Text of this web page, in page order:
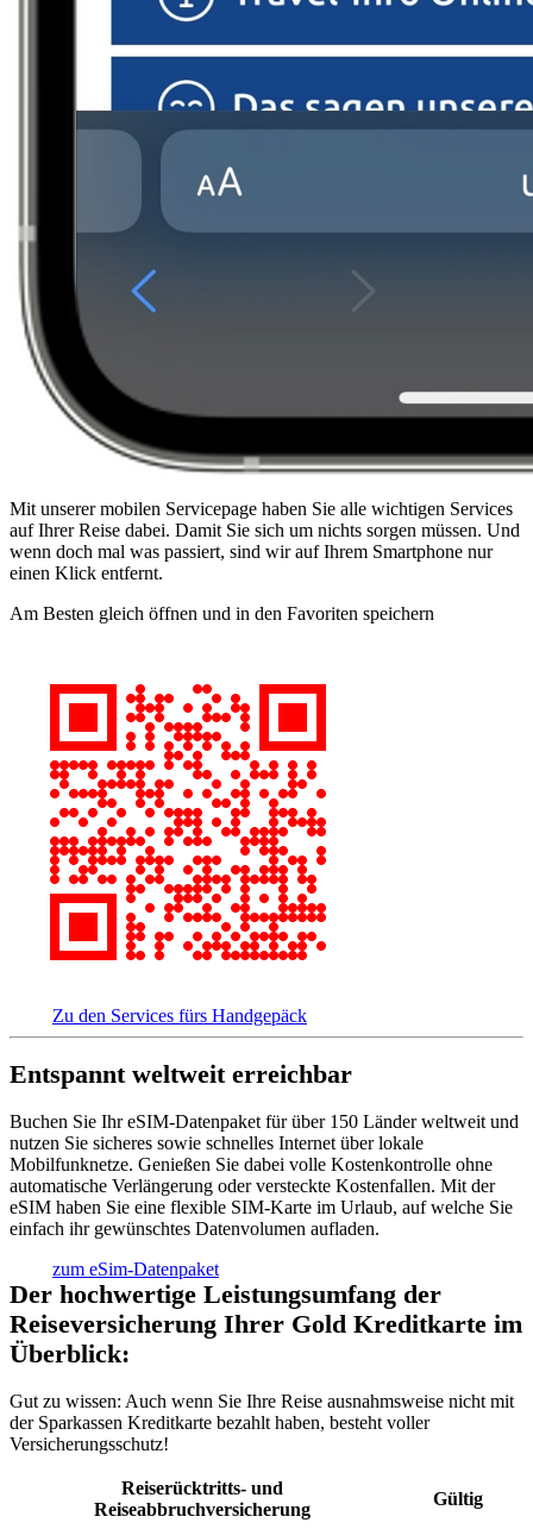
Mit unserer mobilen Servicepage haben Sie alle wichtigen Services
auf Ihrer Reise dabei. Damit Sie sich um nichts sorgen müssen. Und
wenn doch mal was passiert, sind wir auf Ihrem Smartphone nur
einen Klick entfernt.
Am Besten gleich öffnen und in den Favoriten speichern
Zu den Services fürs Handgepäck
Entspannt weltweit erreichbar
Buchen Sie Ihr eSIM-Datenpaket für über 150 Länder weltweit und
nutzen Sie sicheres sowie schnelles Internet über lokale
Mobilfunknetze. Genießen Sie dabei volle Kostenkontrolle ohne
automatische Verlängerung oder versteckte Kostenfallen. Mit der
eSIM haben Sie eine flexible SIM-Karte im Urlaub, auf welche Sie
einfach ihr gewünschtes Datenvolumen aufladen.
zum eSim-Datenpaket
Der hochwertige Leistungsumfang der
Reiseversicherung Ihrer Gold Kreditkarte im
Überblick:
Gut zu wissen: Auch wenn Sie Ihre Reise ausnahmsweise nicht mit
der Sparkassen Kreditkarte bezahlt haben, besteht voller
Versicherungsschutz!
Reiserücktritts- und
Reiseabbruchversicherung
Gültig